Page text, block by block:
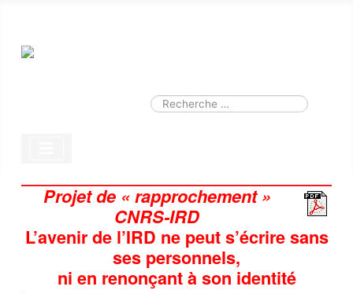
Valider
Projet de « rapprochement »
CNRS‐IRD
L’avenir de l’IRD ne peut s’écrire sans
ses personnels,
ni en renonçant à son identité